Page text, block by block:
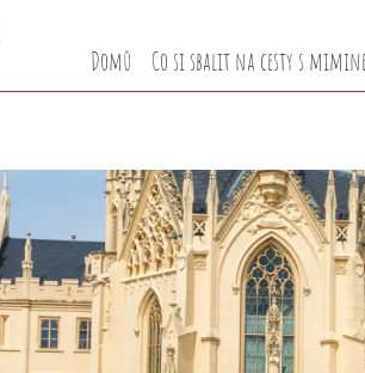
Domů Co si sbalit na cesty s